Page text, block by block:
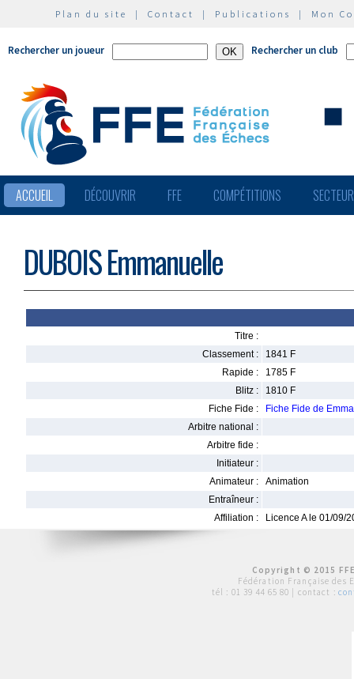
Plan du site | Contact | Publications | Mon
Rechercher un joueur Rechercher un club
ACCUEIL DÉCOUVRIR FFE COMPÉTITIONS
DUBOIS Emmanuelle
Titre :
Classement :
1841 F
Rapide :
1785 F
Blitz :
1810 F
Fiche Fide :
Fiche Fide de
Arbitre national :
Arbitre fide :
Initiateur :
Animateur :
Animation
Entraîneur :
Affiliation :
Licence A le 01/09/
Copyright © 2015
Fédération Française des
tél : 01 39 44 65 80 | contact :